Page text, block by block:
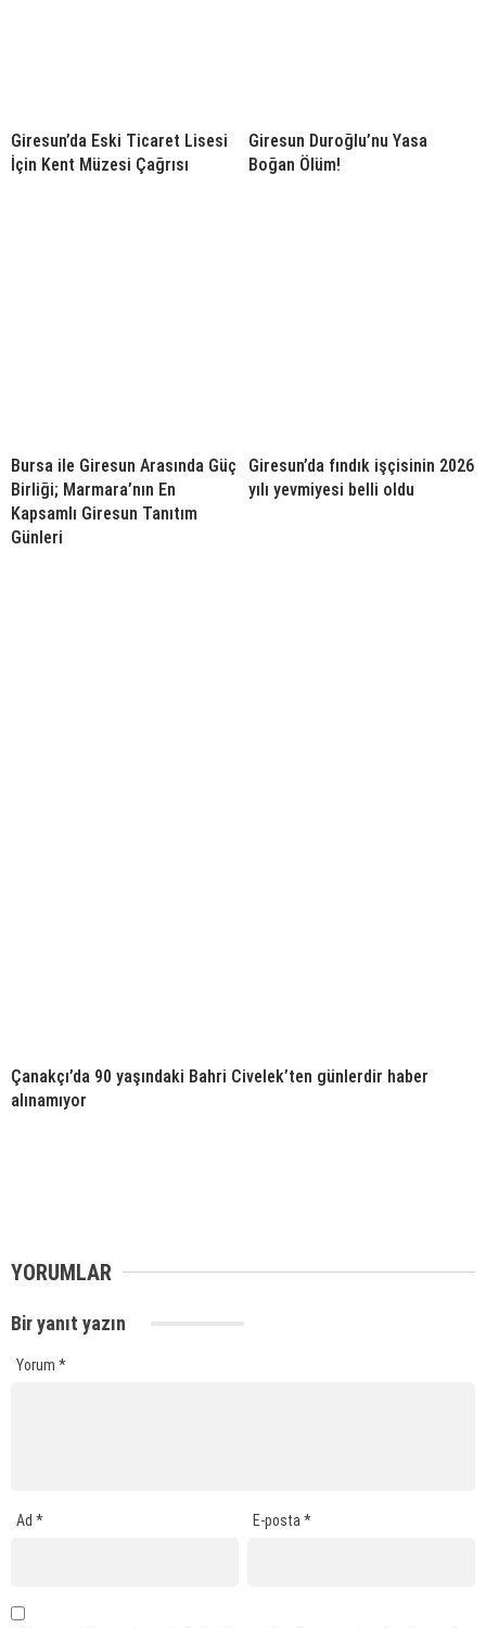
Giresun’da Eski Ticaret Lisesi
İçin Kent Müzesi Çağrısı
Giresun Duroğlu’nu Yasa
Boğan Ölüm!
Bursa ile Giresun Arasında Güç
Birliği; Marmara’nın En
Kapsamlı Giresun Tanıtım
Günleri
Giresun’da fındık işçisinin 2026
yılı yevmiyesi belli oldu
Çanakçı’da 90 yaşındaki Bahri Civelek’ten günlerdir haber
alınamıyor
YORUMLAR
Bir yanıt yazın
Yorum *
Ad * E-posta*